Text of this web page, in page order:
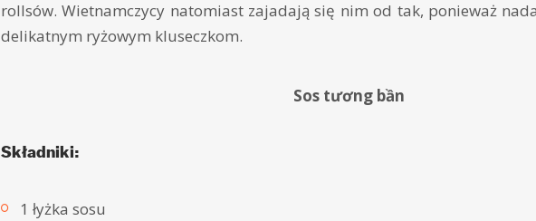
rollsów. Wietnamczycy natomiast zajadają się nim od tak, ponieważ
delikatnym ryżowym kluseczkom.
Sos tương bần
Składniki:
1 łyżka sosu